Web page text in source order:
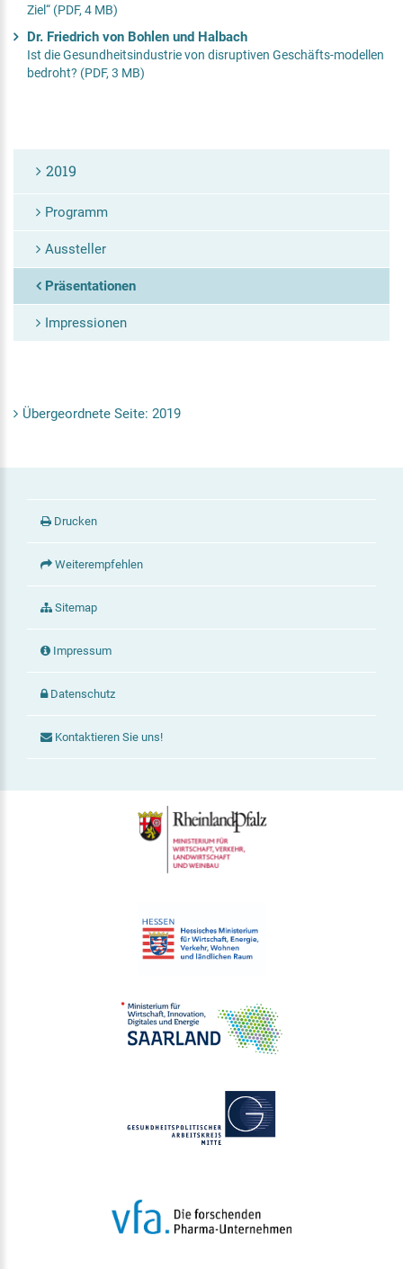
Ziel“ (PDF, 4 MB)
Dr. Friedrich von Bohlen und Halbach
Ist die Gesundheitsindustrie von disruptiven Geschäfts-modellen
bedroht? (PDF, 3 MB)
2019
Programm
Aussteller
Präsentationen
Impressionen
Übergeordnete Seite: 2019
Drucken
Weiterempfehlen
Sitemap
Impressum
Datenschutz
Kontaktieren Sie uns!